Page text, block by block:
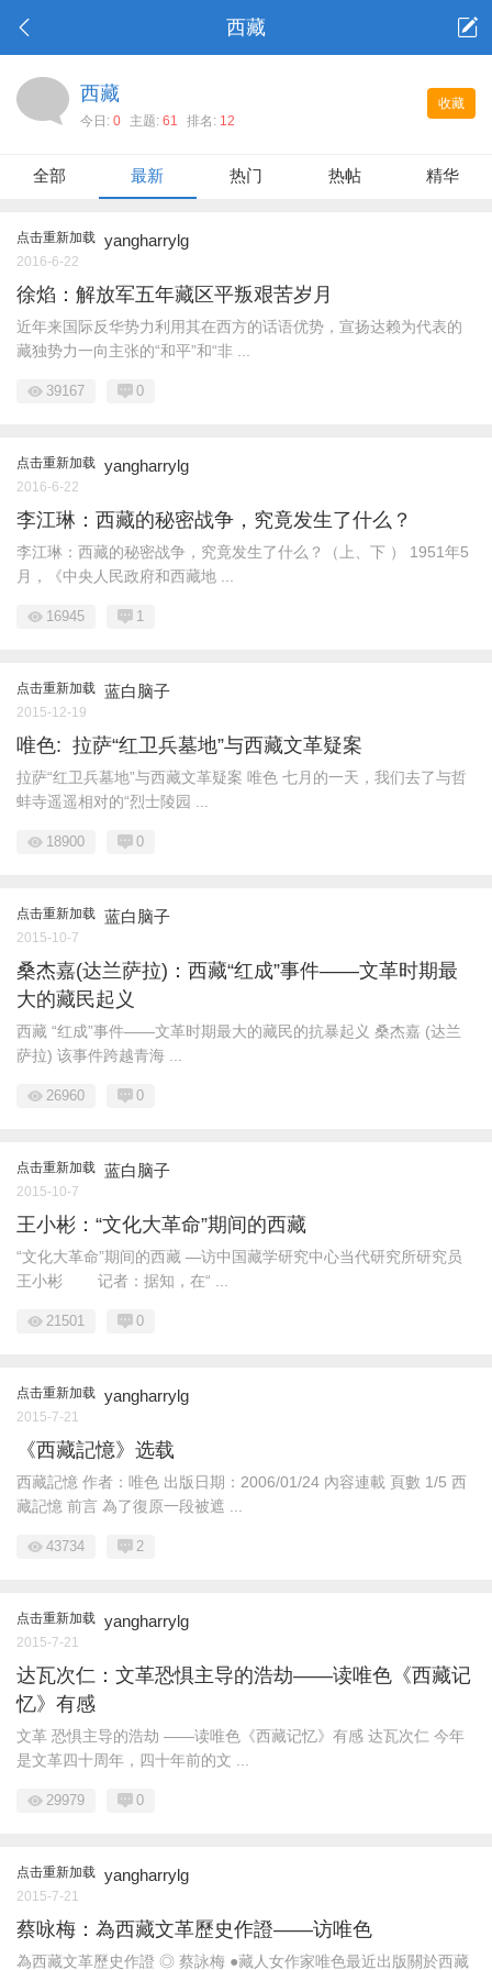
西藏
收藏
西藏
今日: 0 主题: 61 排名: 12
全部 最新 热门 热帖 精华
点击重新加载 yangharrylg
2016-6-22
徐焰：解放军五年藏区平叛艰苦岁月
近年来国际反华势力利用其在西方的话语优势，宣扬达赖为代表的
藏独势力一向主张的“和平”和“非 ...
39167 0
点击重新加载 yangharrylg
2016-6-22
李江琳：西藏的秘密战争，究竟发生了什么？
李江琳：西藏的秘密战争，究竟发生了什么？（上、下 ） 1951年5
月，《中央人民政府和西藏地 ...
16945 1
点击重新加载 蓝白脑子
2015-12-19
唯色: 拉萨“红卫兵墓地”与西藏文革疑案
拉萨“红卫兵墓地”与西藏文革疑案 唯色 七月的一天，我们去了与哲
蚌寺遥遥相对的“烈士陵园 ...
18900 0
点击重新加载 蓝白脑子
2015-10-7
桑杰嘉(达兰萨拉)：西藏“红成”事件——文革时期最
大的藏民起义
西藏 “红成”事件——文革时期最大的藏民的抗暴起义 桑杰嘉 (达兰
萨拉) 该事件跨越青海 ...
26960 0
点击重新加载 蓝白脑子
2015-10-7
王小彬：“文化大革命”期间的西藏
“文化大革命”期间的西藏 —访中国藏学研究中心当代研究所研究员
王小彬 记者：据知，在“ ...
21501 0
点击重新加载 yangharrylg
2015-7-21
《西藏記憶》选载
西藏記憶 作者：唯色 出版日期：2006/01/24 內容連載 頁數 1/5 西
藏記憶 前言 為了復原一段被遮 ...
43734 2
点击重新加载 yangharrylg
2015-7-21
达瓦次仁：文革恐惧主导的浩劫——读唯色《西藏记
忆》有感
文革 恐惧主导的浩劫 ——读唯色《西藏记忆》有感 达瓦次仁 今年
是文革四十周年，四十年前的文 ...
29979 0
点击重新加载 yangharrylg
2015-7-21
蔡咏梅：為西藏文革歷史作證——访唯色
為西藏文革歷史作證 ◎ 蔡詠梅 ●藏人女作家唯色最近出版關於西藏